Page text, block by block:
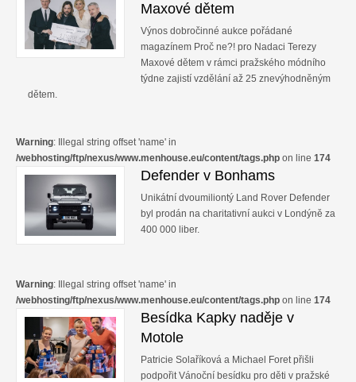
Maxové dětem
Výnos dobročinné aukce pořádané
magazínem Proč ne?! pro Nadaci Terezy
Maxové dětem v rámci pražského módního
týdne zajistí vzdělání až 25 znevýhodněným
dětem.
Warning: Illegal string offset 'name' in
/webhosting/ftp/nexus/www.menhouse.eu/content/tags.php on line 174
Defender v Bonhams
Unikátní dvoumiliontý Land Rover Defender
byl prodán na charitativní aukci v Londýně za
400 000 liber.
Warning: Illegal string offset 'name' in
/webhosting/ftp/nexus/www.menhouse.eu/content/tags.php on line 174
Besídka Kapky naděje v
Motole
Patricie Solaříková a Michael Foret přišli
podpořit Vánoční besídku pro děti v pražské